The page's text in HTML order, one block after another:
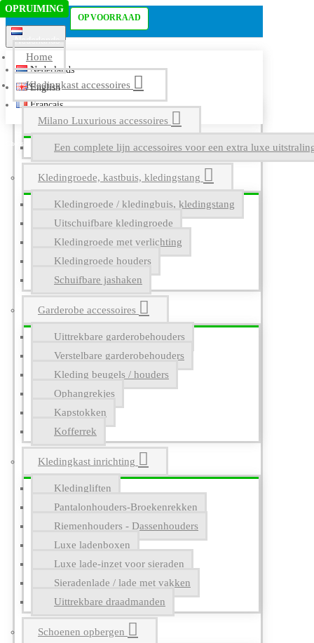
Menu
Nederlands
Nederlands
English
Français
Home
Kledingkast accessoires
Milano Luxurious accessoires
Een complete lijn accessoires voor een extra luxe
Kledingroede, kastbuis, kledingstang
Kledingroede / kledingbuis, kledingstang
Uitschuifbare kledingroede
Kledingroede met verlichting
Kledingroede houders
Schuifbare jashaken
Garderobe accessoires
Uittrekbare garderobehouders
Verstelbare garderobehouders
Kleding beugels / houders
Ophangrekjes
Kapstokken
Kofferrek
Kledingkast inrichting
Kledingliften
Pantalonhouders-Broekenrekken
Riemenhouders - Dassenhouders
Luxe ladenboxen
Luxe lade-inzet voor sieraden
Sieradenlade / lade met vakken
Uittrekbare draadmanden
Schoenen opbergen
OP VOORRAAD
OPRUIMING